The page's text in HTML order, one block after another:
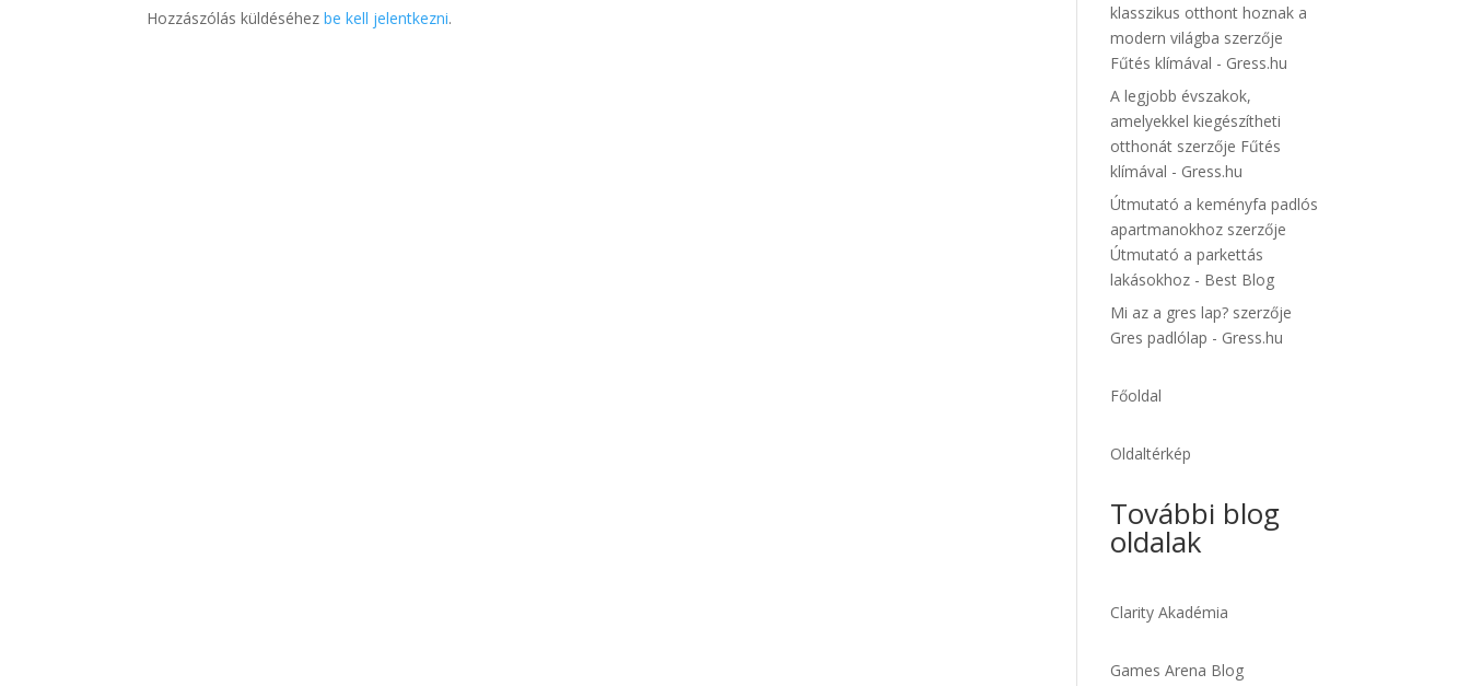
Hozzászólás küldéséhezbe kell jelentkezni.
klasszikus otthont hoznak a
modern világba szerzője
Fűtés klímával - Gress.hu
A legjobb évszakok,
amelyekkel kiegészítheti
otthonát szerzője Fűtés
klímával - Gress.hu
Útmutató a keményfa padlós
apartmanokhoz szerzője
Útmutató a parkettás
lakásokhoz - Best Blog
Mi az a gres lap? szerzője
Gres padlólap - Gress.hu
Főoldal
Oldaltérkép
További blog
oldalak
Clarity Akadémia
Games Arena Blog